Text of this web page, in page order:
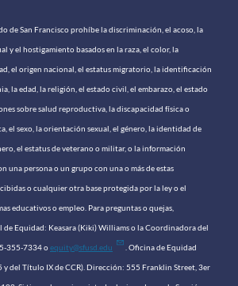
de San Francisco prohíbe la discriminación, el acoso, la
y el hostigamiento basados ​​en la raza, el color, la
el origen nacional, el estatus migratorio, la identificación
la edad, la religión, el estado civil, el embarazo, el estado
sobre salud reproductiva, la discapacidad física o
el sexo, la orientación sexual, el género, la identidad de
el estatus de veterano o militar, o la información
una persona o un grupo con una o más de estas
o cualquier otra base protegida por la ley o el
educativos o empleo. Para preguntas o quejas,
Equidad: Keasara (Kiki) Williams o la Coordinadora del
355-7334 oequity@sfusd.edu . Oficina de Equidad
del Título IX de CCR). Dirección: 555 Franklin Street, 3er